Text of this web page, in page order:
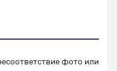
фото или